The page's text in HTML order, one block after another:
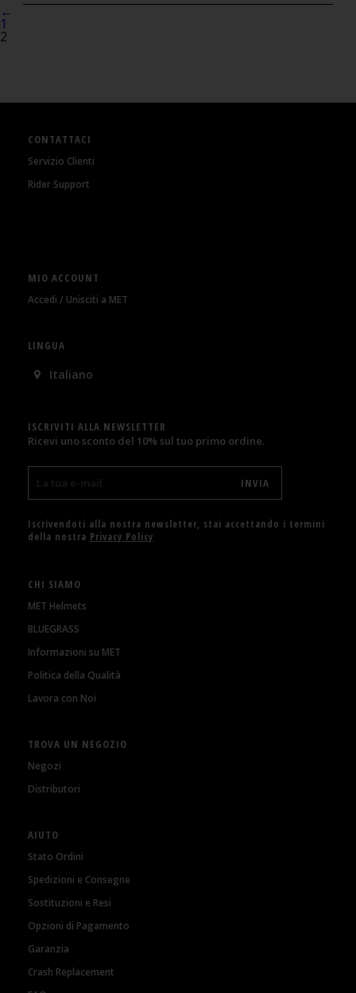
←
1
2
CONTATTACI
Servizio Clienti
Rider Support
MIO ACCOUNT
Accedi / Unisciti a MET
LINGUA
Italiano
ISCRIVITI ALLA NEWSLETTER
Ricevi uno sconto del 10% sul tuo primo ordine.
Iscrivendoti alla nostra newsletter, stai accettando i termini
della nostra Privacy Policy
CHI SIAMO
MET Helmets
BLUEGRASS
Informazioni su MET
Politica della Qualità
Lavora con Noi
TROVA UN NEGOZIO
Negozi
Distributori
AIUTO
Stato Ordini
Spedizioni e Consegne
Sostituzioni e Resi
Opzioni di Pagamento
Garanzia
Crash Replacement